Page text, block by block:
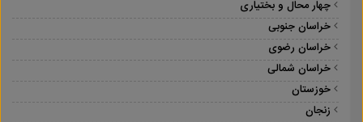
چهار محال و بختیاری
خراسان جنوبی
خراسان رضوی
خراسان شمالی
خوزستان
زنجان